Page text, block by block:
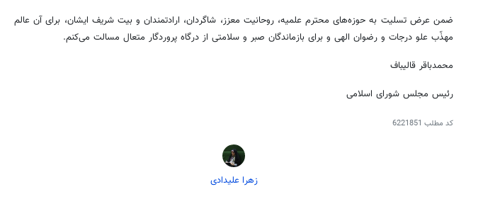
ضمن عرض تسلیت به حوزه‌های محترم علمیه‌، روحانیت معزز، شاگردان، ارادتمندان و بیت شریف ایشان، برای آن عالم
مهذّب علو درجات و رضوان الهی و برای بازماندگان صبر و سلامتی از درگاه پروردگار متعال مسالت می‌کنم.
محمدباقر قالیباف
رئیس مجلس شورای اسلامی
کد مطلب 6221851
زهرا علیدادی